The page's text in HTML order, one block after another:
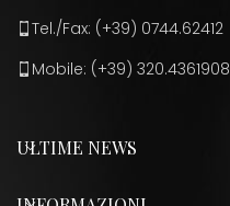
Tel./Fax: (+39) 0744.62412
Mobile: (+39) 320.4361908
ULTIME NEWS